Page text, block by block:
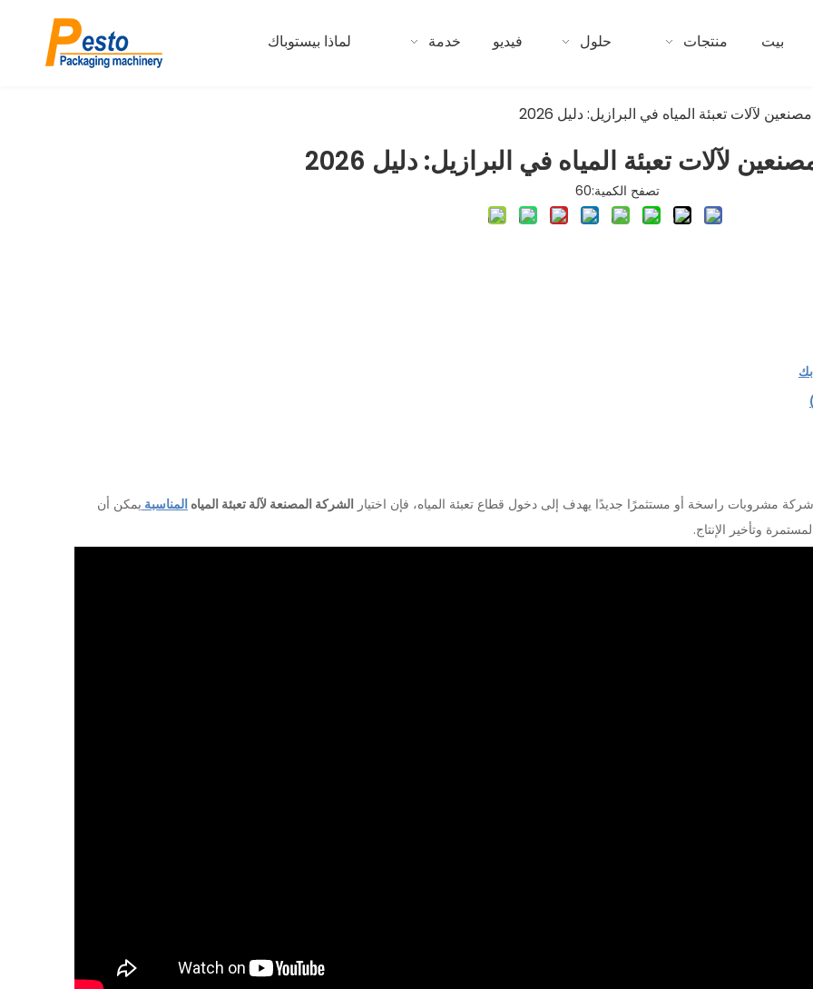
بيت منتجات حلول فيديو خدمة لماذا بيستوباك
تصفح الكمية:60
مشروبات راسخة أو مستثمرًا جديدًا يهدف إلى دخول قطاع تعبئة المياه، فإن اختيار الشركة المصنعة لآلة تعبئة المياه المناسبة يمكن أن
وتأخير الإنتاج.